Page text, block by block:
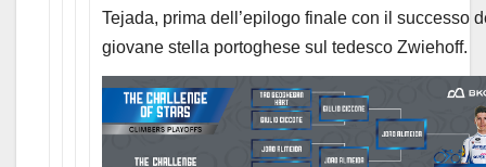
Tejada, prima dell’epilogo finale con il successo
giovane stella portoghese sul tedesco Zwiehoff.